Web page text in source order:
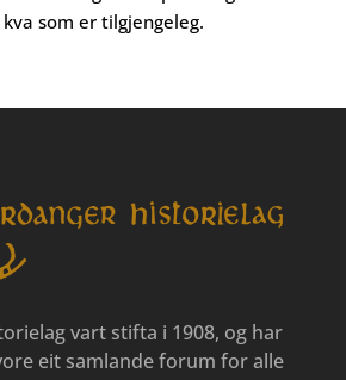
som er tilgjengeleg.
vart stifta i 1908, og har
eit samlande forum for alle